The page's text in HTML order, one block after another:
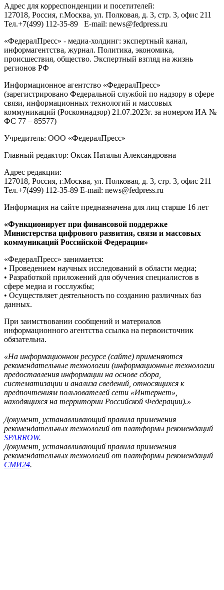
Адрес для корреспонденции и посетителей:
127018, Россия, г.Москва, ул. Полковая, д. 3, стр. 3, офис 211
Тел.+7(499) 112-35-89 E-mail: news@fedpress.ru
«ФедералПресс» - медиа-холдинг: экспертный канал,
информагентства, журнал. Политика, экономика,
происшествия, общество. Экспертный взгляд на жизнь
регионов РФ
Информационное агентство «ФедералПресс»
(зарегистрировано Федеральной службой по надзору в сфере
связи, информационных технологий и массовых
коммуникаций (Роскомнадзор) 21.07.2023г. за номером ИА №
ФС 77 – 85577)
Учредитель: ООО «ФедералПресс»
Главный редактор: Оксак Наталья Александровна
Адрес редакции:
127018, Россия, г.Москва, ул. Полковая, д. 3, стр. 3, офис 211
Тел.+7(499) 112-35-89 E-mail: news@fedpress.ru
Информация на сайте предназначена для лиц старше 16 лет
«Функционирует при финансовой поддержке
Министерства цифрового развития, связи и массовых
коммуникаций Российской Федерации»
«ФедералПресс» занимается:
• Проведением научных исследований в области медиа;
• Разработкой приложений для обучения специалистов в
сфере медиа и госслужбы;
• Осуществляет деятельность по созданию различных баз
данных.
При заимствовании сообщений и материалов
информационного агентства ссылка на первоисточник
обязательна.
«На информационном ресурсе (сайте) применяются
рекомендательные технологии (информационные технологии
предоставления информации на основе сбора,
систематизации и анализа сведений, относящихся к
предпочтениям пользователей сети «Интернет»,
находящихся на территории Российской Федерации).»
Документ, устанавливающий правила применения
рекомендательных технологий от платформы рекомендаций
SPARROW.
Документ, устанавливающий правила применения
рекомендательных технологий от платформы рекомендаций
СМИ24.